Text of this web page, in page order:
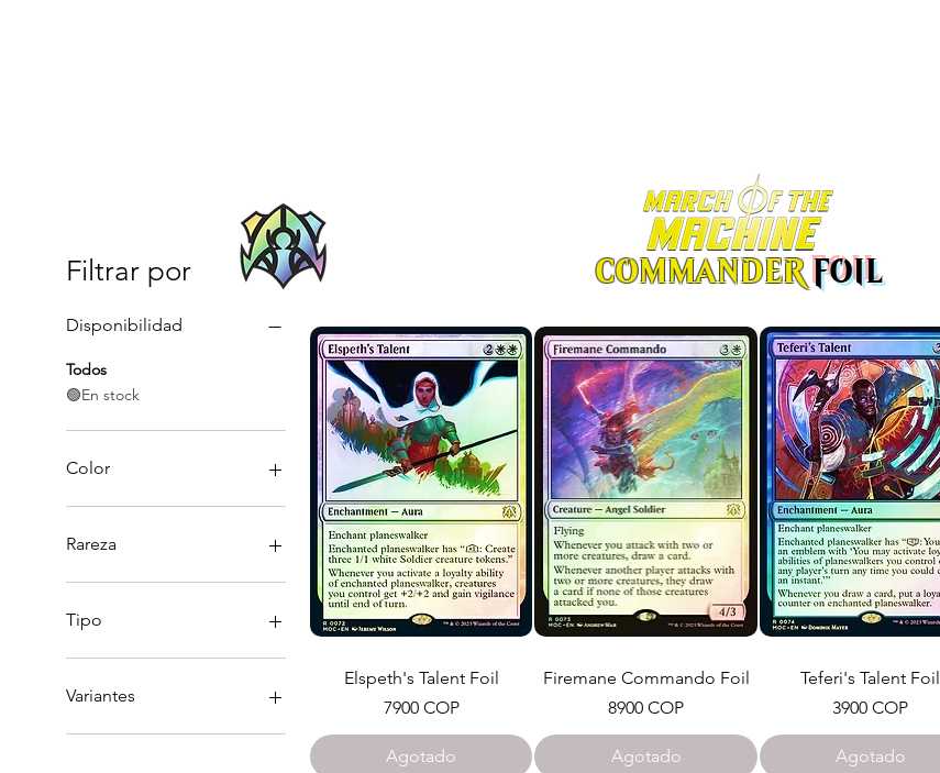
Filtrar por
Disponibilidad
Todos
🟢En stock
Color
Blanco
Azul
Rojo
Verde
Rareza
Rara
Mítica
Tipo
Conjuro
Criatura
Variantes
Extended Art
Elspeth's Talent Foil
Precio
7900 COP
Agotado
Firemane Commando Foil
Precio
8900 COP
Agotado
Teferi's Talent Foil
Precio
3900 COP
Agotado
COMMANDER FOIL